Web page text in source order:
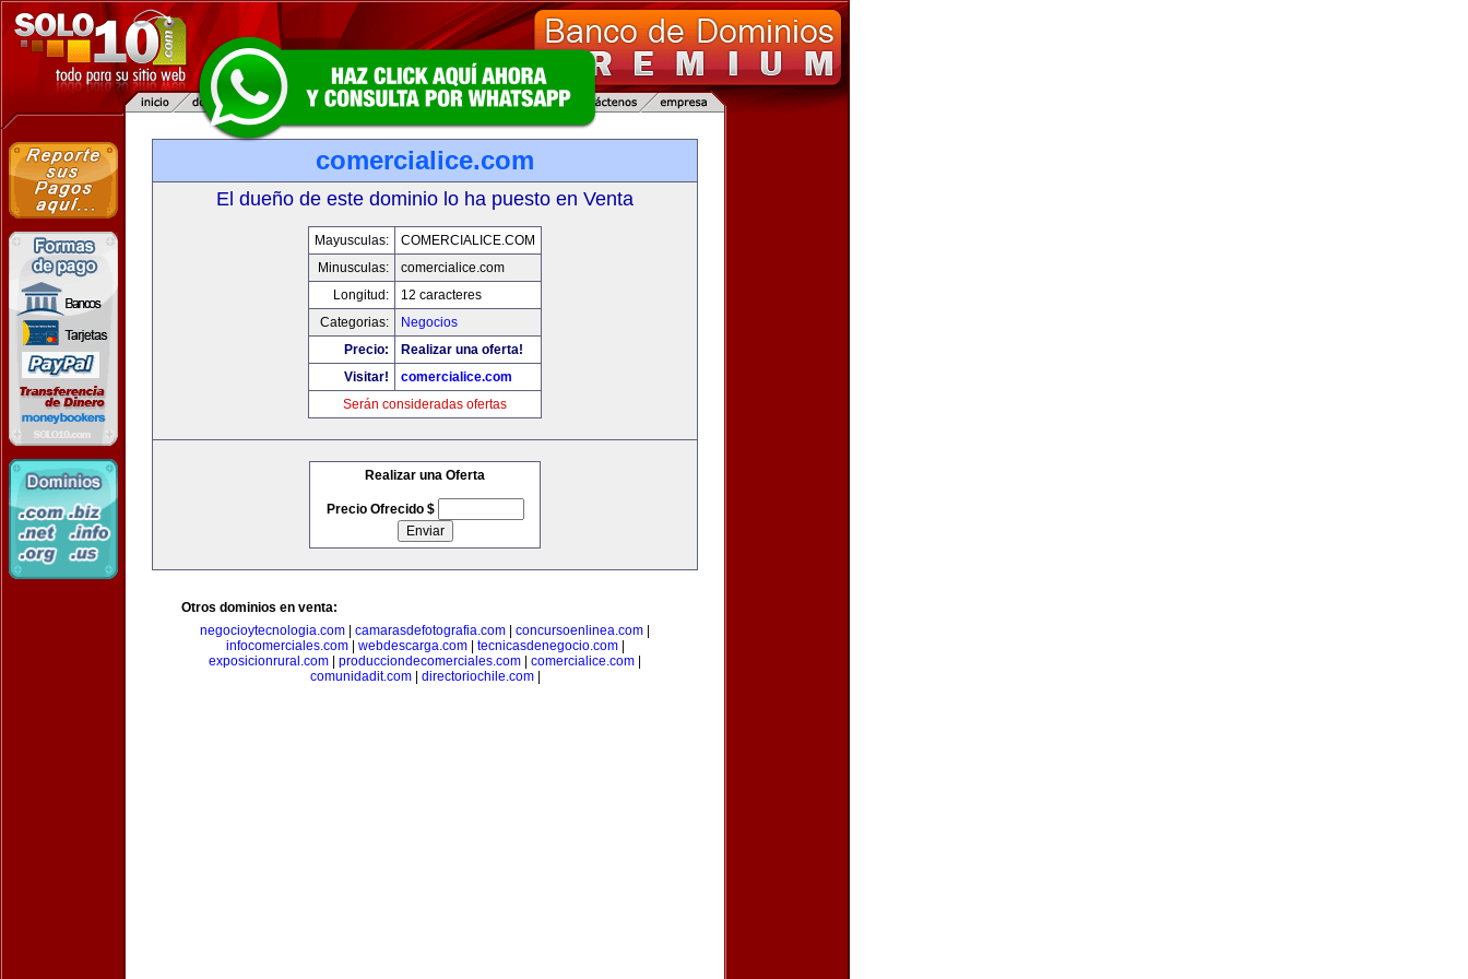
comercialice.com
El dueño de este dominio lo ha puesto en Venta
Mayusculas:
COMERCIALICE.COM
Minusculas:
comercialice.com
Longitud:
12 caracteres
Categorias:
Negocios
Precio:
Realizar una oferta!
Visitar!
comercialice.com
Serán consideradas ofertas
Realizar una Oferta
Precio Ofrecido $
Otros dominios en venta:
negocioytecnologia.com
camarasdefotografia.com concursoenlinea.com
infocomerciales.com| webdescarga.com| tecnicasdenegocio.com|
exposicionrural.com
producciondecomerciales.com comercialice.com
comunidadit.com| directoriochile.com|